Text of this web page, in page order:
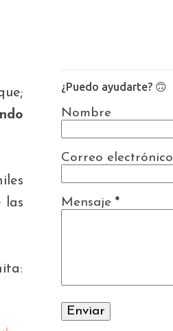
las
¿Puedo ayudarte? 🙃
Nombre
Correo electrónico
Mensaje *